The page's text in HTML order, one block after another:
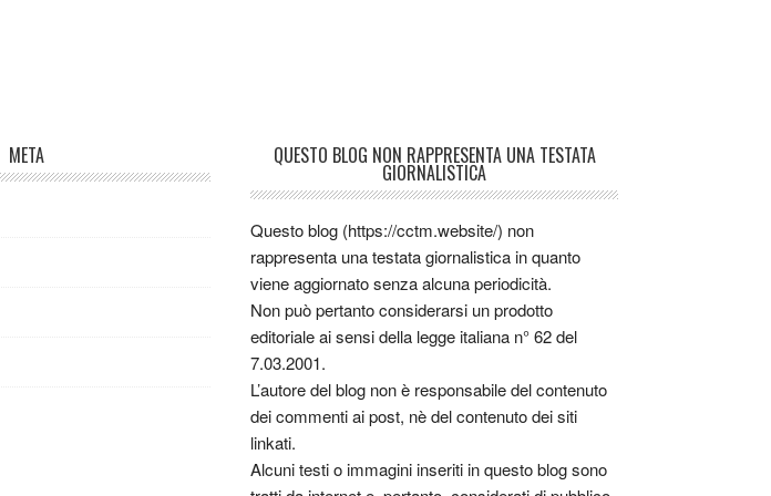
META QUESTO BLOG NON RAPPRESENTA UNA TESTATA
GIORNALISTICA
Questo blog (https://cctm.website/) non
rappresenta una testata giornalistica in quanto
viene aggiornato senza alcuna periodicità.
Non può pertanto considerarsi un prodotto
editoriale ai sensi della legge italiana n° 62 del
7.03.2001.
L’autore del blog non è responsabile del contenuto
dei commenti ai post, nè del contenuto dei siti
linkati.
Alcuni testi o immagini inseriti in questo blog sono